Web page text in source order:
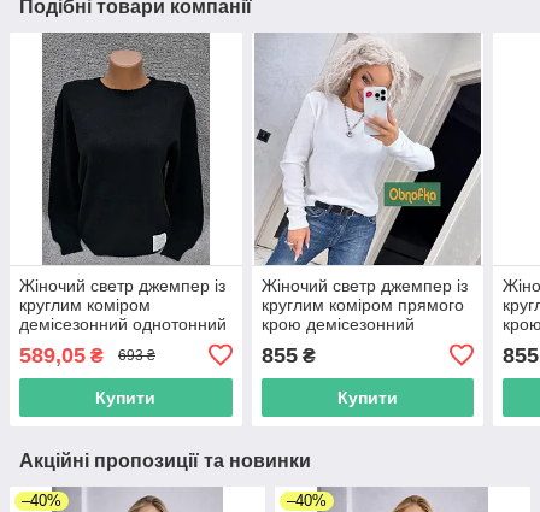
Подібні товари компанії
Жіночий светр джемпер із
круглим коміром
демісезонний однотонний
589,05 ₴ 693 ₴
Купити
Жіночий светр джемпер із
круглим коміром прямого
крою демісезонний
855₴
Купити
855
Акційні пропозиції та новинки
–40% –40%